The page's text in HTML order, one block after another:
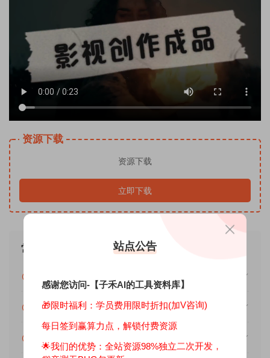
资源下载
资源下载
立即下载
常见问题
提示下载完但解压或打开不了？
站点公告
感谢您访问-【子禾AI的工具资料库】
🎁限时福利：学员费用限时折扣(加V咨询)
每日签到赢算力点，解锁付费资源
🌟我们的优势： 全站资源98%独立二次开发，